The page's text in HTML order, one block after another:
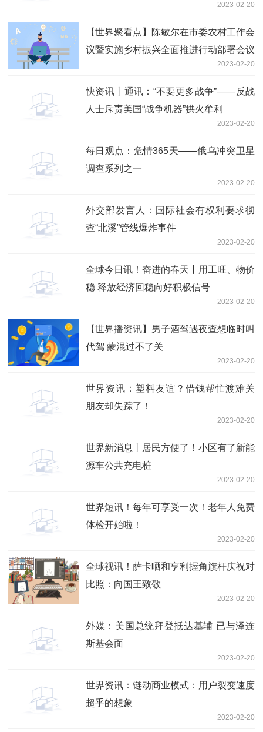
2023-02-20
【世界聚看点】陈敏尔在市委农村工作会
议暨实施乡村振兴全面推进行动部署会议
上强调 深入贯彻落实加快建设农业强国
战略部署 扎实实施乡村振兴全面推进行
动 张工主持并作工作部署 喻云林王常松
2023-02-20
快资讯丨通讯：“不要更多战争”——反战
人士斥责美国“战争机器”拱火牟利
2023-02-20
每日观点：危情365天——俄乌冲突卫星
调查系列之一
2023-02-20
外交部发言人：国际社会有权利要求彻
查“北溪”管线爆炸事件
2023-02-20
全球今日讯！奋进的春天丨用工旺、物价
稳 释放经济回稳向好积极信号
2023-02-20
【世界播资讯】男子酒驾遇夜查想临时叫
代驾 蒙混过不了关
2023-02-20
世界资讯：塑料友谊？借钱帮忙渡难关
朋友却失踪了！
2023-02-20
世界新消息丨居民方便了！小区有了新能
源车公共充电桩
2023-02-20
世界短讯！每年可享受一次！老年人免费
体检开始啦！
2023-02-20
全球视讯！萨卡晒和亨利握角旗杆庆祝对
比照：向国王致敬
2023-02-20
外媒：美国总统拜登抵达基辅 已与泽连
斯基会面
2023-02-20
世界资讯：链动商业模式：用户裂变速度
超乎的想象
2023-02-20